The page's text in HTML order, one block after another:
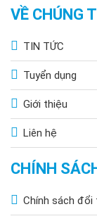
VỀ CHÚNG
TIN TỨC
Tuyển dụng
Giới thiệu
Liên hệ
CHÍNH
Chính sách đổi